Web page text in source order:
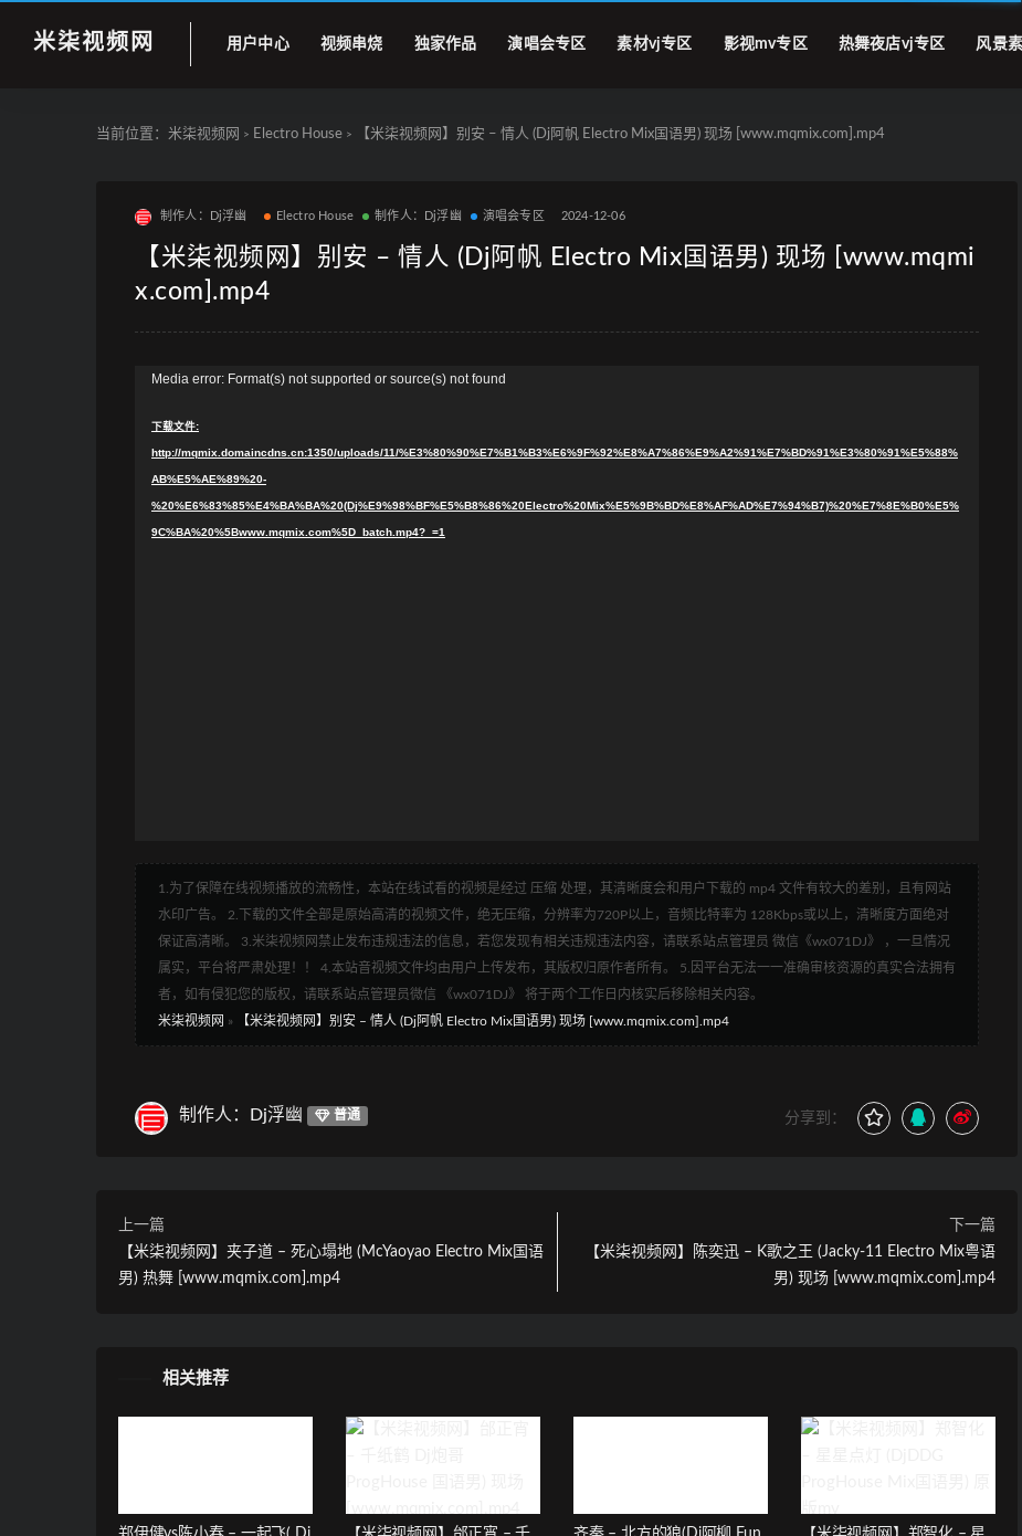
米柒视频网 用户中心 视频串烧 独家作品 演唱会专区 素材vj专区 影视mv专区 热舞夜店vj专区 风景
当前位置： 米柒视频网 > Electro House > 【米柒视频网】别安 – 情人 (Dj阿帆 Electro Mix国语男) 现场 [www.mqmix.com].mp4
制作人：Dj浮幽 Electro House 制作人：Dj浮幽 演唱会专区 2024-12-06
【米柒视频网】别安 – 情人 (Dj阿帆 Electro Mix国语男) 现场 [www.mqmi
x.com].mp4
Media error: Format(s) not supported or source(s) not found
下载文件:
http://mqmix.domaincdns.cn:1350/uploads/11/%E3%80%90%E7%B1%B3%E6%9F%92%E8%A7%86%E9%A2%91%E7%BD%91%E3%80%91%E5%88%
AB%E5%AE%89%20-
%20%E6%83%85%E4%BA%BA%20(Dj%E9%98%BF%E5%B8%86%20Electro%20Mix%E5%9B%BD%E8%AF%AD%E7%94%B7)%20%E7%8E%B0%E5%
9C%BA%20%5Bwww.mqmix.com%5D_batch.mp4?_=1
1.为了保障在线视频播放的流畅性，本站在线试看的视频是经过 压缩 处理，其清晰度会和用户下载的 mp4 文件有较大的差别，且有网站
水印广告。 2.下载的文件全部是原始高清的视频文件，绝无压缩，分辨率为720P以上，音频比特率为 128Kbps或以上，清晰度方面绝对
保证高清晰。 3.米柒视频网禁止发布违规违法的信息，若您发现有相关违规违法内容，请联系站点管理员 微信《wx071DJ》 ，一旦情况
属实，平台将严肃处理！！ 4.本站音视频文件均由用户上传发布，其版权归原作者所有。 5.因平台无法一一准确审核资源的真实合法拥有
者，如有侵犯您的版权，请联系站点管理员微信 《wx071DJ》 将于两个工作日内核实后移除相关内容。
米柒视频网 » 【米柒视频网】别安 – 情人 (Dj阿帆 Electro Mix国语男) 现场 [www.mqmix.com].mp4
制作人：Dj浮幽 普通 分享到：
上一篇
【米柒视频网】夹子道 – 死心塌地 (McYaoyao Electro Mix国语
男) 热舞 [www.mqmix.com].mp4
下一篇
【米柒视频网】陈奕迅 – K歌之王 (Jacky-11 Electro Mix粤语
男) 现场 [www.mqmix.com].mp4
相关推荐